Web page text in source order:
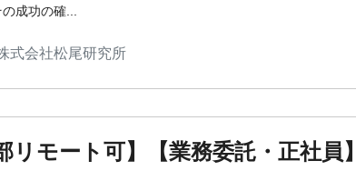
成功の確...
式会社松尾研究所
リモート可】【業務委託・正社